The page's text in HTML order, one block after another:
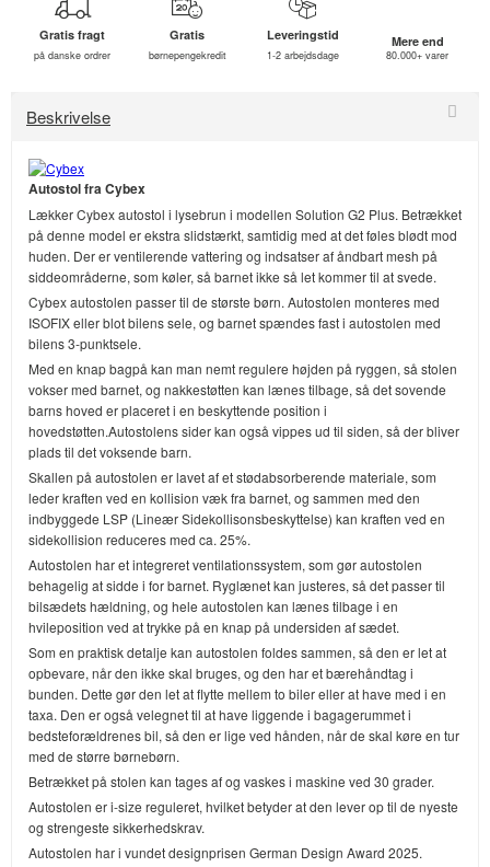
Gratis fragt
på danske ordrer
Gratis
børnepengekredit
Leveringstid
1-2 arbejdsdage
Mere end
80.000+ varer
Beskrivelse
Autostol fra Cybex
Lækker Cybex autostol i lysebrun i modellen Solution G2 Plus. Betrækket
på denne model er ekstra slidstærkt, samtidig med at det føles blødt mod
huden. Der er ventilerende vattering og indsatser af åndbart mesh på
siddeområderne, som køler, så barnet ikke så let kommer til at svede.
Cybex autostolen passer til de største børn. Autostolen monteres med
ISOFIX eller blot bilens sele, og barnet spændes fast i autostolen med
bilens 3-punktsele.
Med en knap bagpå kan man nemt regulere højden på ryggen, så stolen
vokser med barnet, og nakkestøtten kan lænes tilbage, så det sovende
barns hoved er placeret i en beskyttende position i
hovedstøtten.Autostolens sider kan også vippes ud til siden, så der bliver
plads til det voksende barn.
Skallen på autostolen er lavet af et stødabsorberende materiale, som
leder kraften ved en kollision væk fra barnet, og sammen med den
indbyggede LSP (Lineær Sidekollisonsbeskyttelse) kan kraften ved en
sidekollision reduceres med ca. 25%.
Autostolen har et integreret ventilationssystem, som gør autostolen
behagelig at sidde i for barnet. Ryglænet kan justeres, så det passer til
bilsædets hældning, og hele autostolen kan lænes tilbage i en
hvileposition ved at trykke på en knap på undersiden af sædet.
Som en praktisk detalje kan autostolen foldes sammen, så den er let at
opbevare, når den ikke skal bruges, og den har et bærehåndtag i
bunden. Dette gør den let at flytte mellem to biler eller at have med i en
taxa. Den er også velegnet til at have liggende i bagagerummet i
bedsteforældrenes bil, så den er lige ved hånden, når de skal køre en tur
med de større børnebørn.
Betrækket på stolen kan tages af og vaskes i maskine ved 30 grader.
Autostolen er i-size reguleret, hvilket betyder at den lever op til de nyeste
og strengeste sikkerhedskrav.
Autostolen har i vundet designprisen German Design Award 2025.